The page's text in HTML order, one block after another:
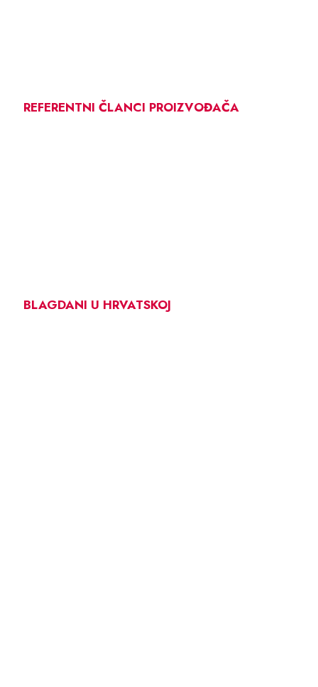
REFERENTNI ČLANCI PROIZVOĐAČA
BLAGDANI U HRVATSKOJ